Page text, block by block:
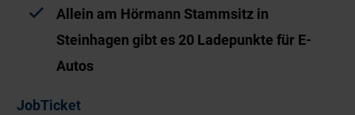
Allein am Hörmann Stammsitz in
Steinhagen gibt es 20 Ladepunkte für E-
Autos
JobTicket